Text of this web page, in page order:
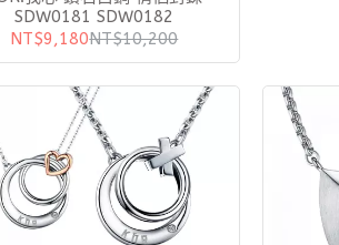
SDW0181 SDW0182
NT$9,180NT$10,200